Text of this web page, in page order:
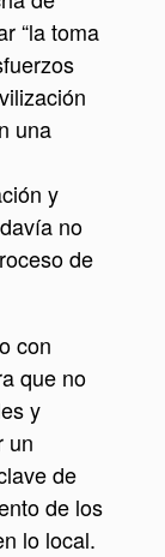
“la toma
una
y
no
de
con
que no
y
un
de
de los
lo local.